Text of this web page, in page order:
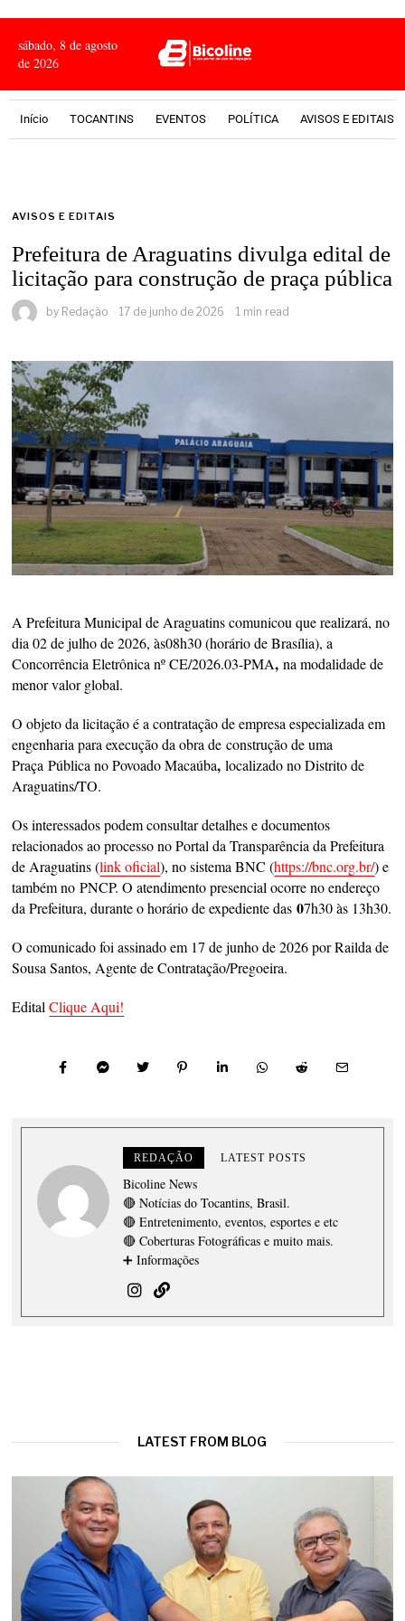
sábado, 8 de agosto
de 2026
Início TOCANTINS EVENTOS POLÍTICA AVISOS E EDITAIS
AVISOS E EDITAIS
Prefeitura de Araguatins divulga edital de
licitação para construção de praça pública
by Redação 17 de junho de 2026 1 min read
A Prefeitura Municipal de Araguatins comunicou que realizará, no
dia 02 de julho de 2026, às08h30 (horário de Brasília), a
Concorrência Eletrônica nº CE/2026.03-PMA, na modalidade de
menor valor global.
O objeto da licitação é a contratação de empresa especializada em
engenharia para execução da obra de construção de uma
Praça Pública no Povoado Macaúba, localizado no Distrito de
Araguatins/TO.
Os interessados podem consultar detalhes e documentos
relacionados ao processo no Portal da Transparência da Prefeitura
de Araguatins (link oficial), no sistema BNC (https://bnc.org.br/) e
também no PNCP. O atendimento presencial ocorre no endereço
da Prefeitura, durante o horário de expediente das07h30 às 13h30.
O comunicado foi assinado em 17 de junho de 2026 por Railda de
Sousa Santos, Agente de Contratação/Pregoeira.
EditalClique Aqui!
REDAÇÃO LATEST POSTS
Bicoline News
🔴 Notícias do Tocantins, Brasil.
🔴 Entretenimento, eventos, esportes e etc
🔴 Coberturas Fotográficas e muito mais.
➕ Informações
LATEST FROM BLOG